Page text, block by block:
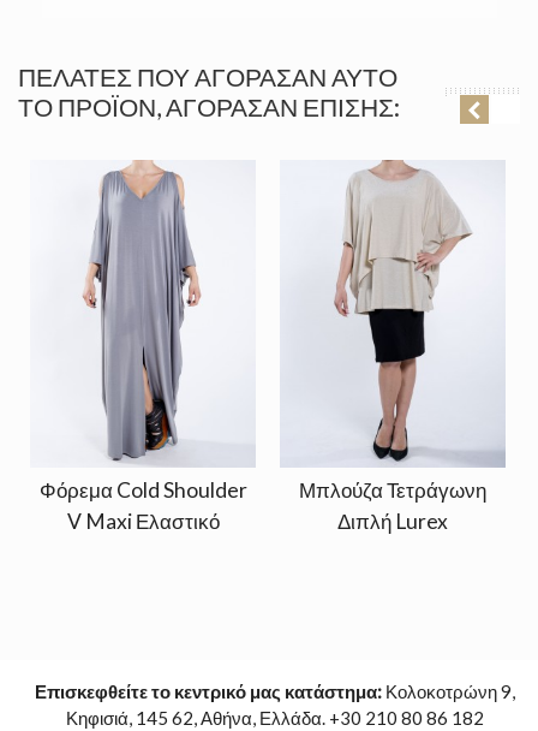
ΠΕΛΆΤΕΣ ΠΟΥ ΑΓΌΡΑΣΑΝ ΑΥΤΌ
ΤΟ ΠΡΟΪΌΝ, ΑΓΌΡΑΣΑΝ ΕΠΊΣΗΣ:
Φόρεμα Cold Shoulder
V Maxi Ελαστικό
Μπλούζα Τετράγωνη
Διπλή Lurex
Επισκεφθείτε το κεντρικό μας κατάστημα: Κολοκοτρώνη 9,
Κηφισιά, 145 62, Αθήνα, Ελλάδα. +30 210 80 86 182